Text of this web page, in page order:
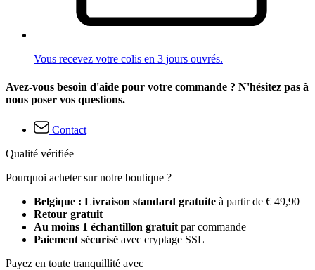
Vous recevez votre colis en 3 jours ouvrés.
Avez-vous besoin d'aide pour votre commande ? N'hésitez pas à
nous poser vos questions.
Contact
Qualité vérifiée
Pourquoi acheter sur notre boutique ?
Belgique : Livraison standard gratuite à partir de € 49,90
Retour gratuit
Au moins 1 échantillon gratuit par commande
Paiement sécurisé avec cryptage SSL
Payez en toute tranquillité avec